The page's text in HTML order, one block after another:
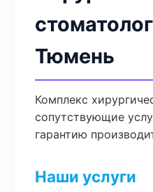
Тюмень
Комплекс
сопутствующие
гарантию
Наши услуги